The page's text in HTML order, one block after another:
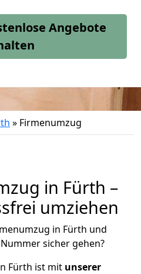
Angebote
» Firmenumzug
in Fürth –
umziehen
in Fürth und
sicher gehen?
Fürth ist mit unserer